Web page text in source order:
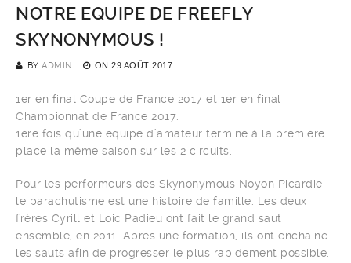
NOTRE EQUIPE DE FREEFLY
SKYNONYMOUS !
BY ADMIN ON 29 AOÛT 2017
1er en final Coupe de France 2017 et 1er en final
Championnat de France 2017.
1ère fois qu’une équipe d’amateur termine à la première
place la même saison sur les 2 circuits.
Pour les performeurs des Skynonymous Noyon Picardie,
le parachutisme est une histoire de famille. Les deux
frères Cyrill et Loic Padieu ont fait le grand saut
ensemble, en 2011. Après une formation, ils ont enchaîné
les sauts afin de progresser le plus rapidement possible.